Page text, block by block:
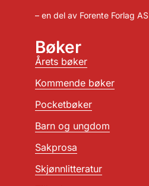
– en del av Forente Forlag AS
Bøker
Årets bøker
Kommende bøker
Pocketbøker
Barn og ungdom
Sakprosa
Skjønnlitteratur